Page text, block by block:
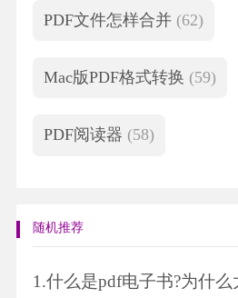
PDF文件怎样合并 (62)
Mac版PDF格式转换 (59)
PDF阅读器 (58)
随机推荐
1.什么是pdf电子书?为什么大家要用